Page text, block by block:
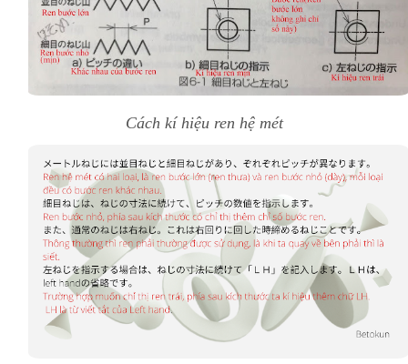
Cách kí hiệu ren hệ mét